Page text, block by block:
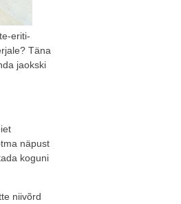
eriti-
Täna
jaokski
näpust
koguni
niivõrd